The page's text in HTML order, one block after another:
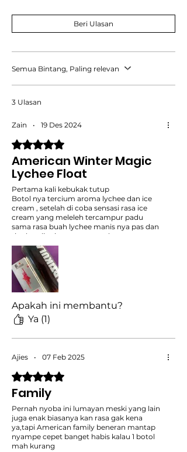
Beri Ulasan
Semua Bintang, Paling relevan
3 Ulasan
Zain • 19 Des 2024
Dinilai 5 dari 5 bintang.
American Winter Magic
Lychee Float
Pertama kali kebukak tutup
Botol nya tercium aroma lychee dan ice
cream , setelah di coba sensasi rasa ice
cream yang meleleh tercampur padu
sama rasa buah lychee manis nya pas dan
tingkat dingin nya nyaman banget
ditenggorokan ,cocok nemenin aktivitas
sehari hari rnak dah pokok nya🙏🏻
Apakah ini membantu?
Ya (1)
Ajies • 07 Feb 2025
Dinilai 5 dari 5 bintang.
Family
Pernah nyoba ini lumayan meski yang lain
juga enak biasanya kan rasa gak kena
ya,tapi American family beneran mantap
nyampe cepet banget habis kalau 1 botol
mah kurang